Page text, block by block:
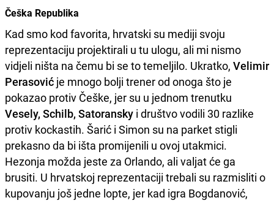
Češka Republika
Kad smo kod favorita, hrvatski su mediji svoju
reprezentaciju projektirali u tu ulogu, ali mi nismo
vidjeli ništa na čemu bi se to temeljilo. Ukratko, Velimir
Perasović je mnogo bolji trener od onoga što je
pokazao protiv Češke, jer su u jednom trenutku
Vesely, Schilb, Satoransky i društvo vodili 30 razlike
protiv kockastih. Šarić i Simon su na parket stigli
prekasno da bi išta promijenili u ovoj utakmici.
Hezonja možda jeste za Orlando, ali valjat će ga
brusiti. U hrvatskoj reprezentaciji trebali su razmisliti o
kupovanju još jedne lopte, jer kad igra Bogdanović,